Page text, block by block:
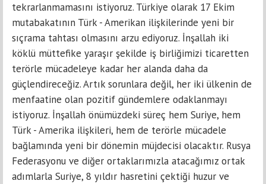
tekrarlanmamasını istiyoruz. Türkiye olarak 17 Ekim
mutabakatının Türk - Amerikan ilişkilerinde yeni bir
sıçrama tahtası olmasını arzu ediyoruz. İnşallah iki
köklü müttefike yaraşır şekilde iş birliğimizi ticaretten
terörle mücadeleye kadar her alanda daha da
güçlendireceğiz. Artık sorunlara değil, her iki ülkenin de
menfaatine olan pozitif gündemlere odaklanmayı
istiyoruz. İnşallah önümüzdeki süreç hem Suriye, hem
Türk - Amerika ilişkileri, hem de terörle mücadele
bağlamında yeni bir dönemin müjdecisi olacaktır. Rusya
Federasyonu ve diğer ortaklarımızla atacağımız ortak
adımlarla Suriye, 8 yıldır hasretini çektiği huzur ve